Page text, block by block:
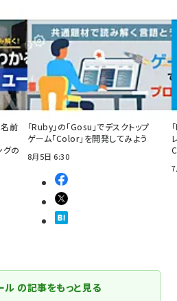
名前
グの
「Ruby」の「Gosu」でデスクトップ
ゲーム「Color」を開発してみよう
8月5日 6:30
ル の記事をもっと見る